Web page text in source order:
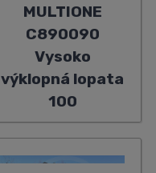
MULTIONE
C890090
Vysoko
výklopná lopata
100